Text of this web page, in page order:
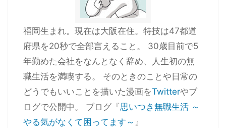
福岡生まれ。現在は大阪在住。特技は47都道
府県を20秒で全部言えること。 30歳目前で5
年勤めた会社をなんとなく辞め、人生初の無
職生活を満喫する。 そのときのことや日常の
どうでもいいことを描いた漫画をTwitterやブ
ログで公開中。 ブログ『思いつき無職生活 ～
やる気がなくて困ってます～ 』